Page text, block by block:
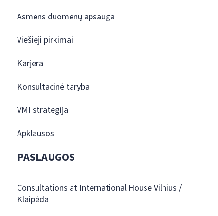
Asmens duomenų apsauga
Viešieji pirkimai
Karjera
Konsultacinė taryba
VMI strategija
Apklausos
PASLAUGOS
Consultations at International House Vilnius /
Klaipėda